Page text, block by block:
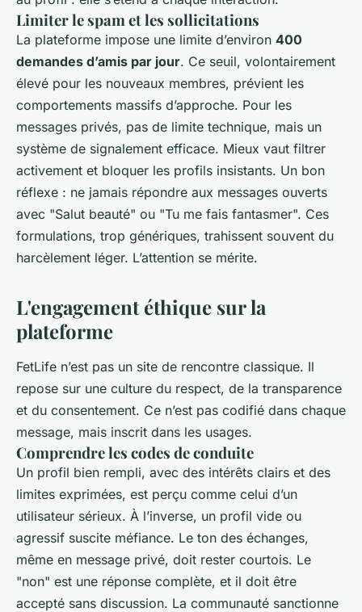
Limiter le spam et les sollicitations
La plateforme impose une limite d’environ 400
demandes d’amis par jour. Ce seuil, volontairement
élevé pour les nouveaux membres, prévient les
comportements massifs d’approche. Pour les
messages privés, pas de limite technique, mais un
système de signalement efficace. Mieux vaut filtrer
activement et bloquer les profils insistants. Un bon
réflexe : ne jamais répondre aux messages ouverts
avec "Salut beauté" ou "Tu me fais fantasmer". Ces
formulations, trop génériques, trahissent souvent du
harcèlement léger. L’attention se mérite.
L'engagement éthique sur la
plateforme
FetLife n’est pas un site de rencontre classique. Il
repose sur une culture du respect, de la transparence
et du consentement. Ce n’est pas codifié dans chaque
message, mais inscrit dans les usages.
Comprendre les codes de conduite
Un profil bien rempli, avec des intérêts clairs et des
limites exprimées, est perçu comme celui d’un
utilisateur sérieux. À l’inverse, un profil vide ou
agressif suscite méfiance. Le ton des échanges,
même en message privé, doit rester courtois. Le
"non" est une réponse complète, et il doit être
accepté sans discussion. La communauté sanctionne